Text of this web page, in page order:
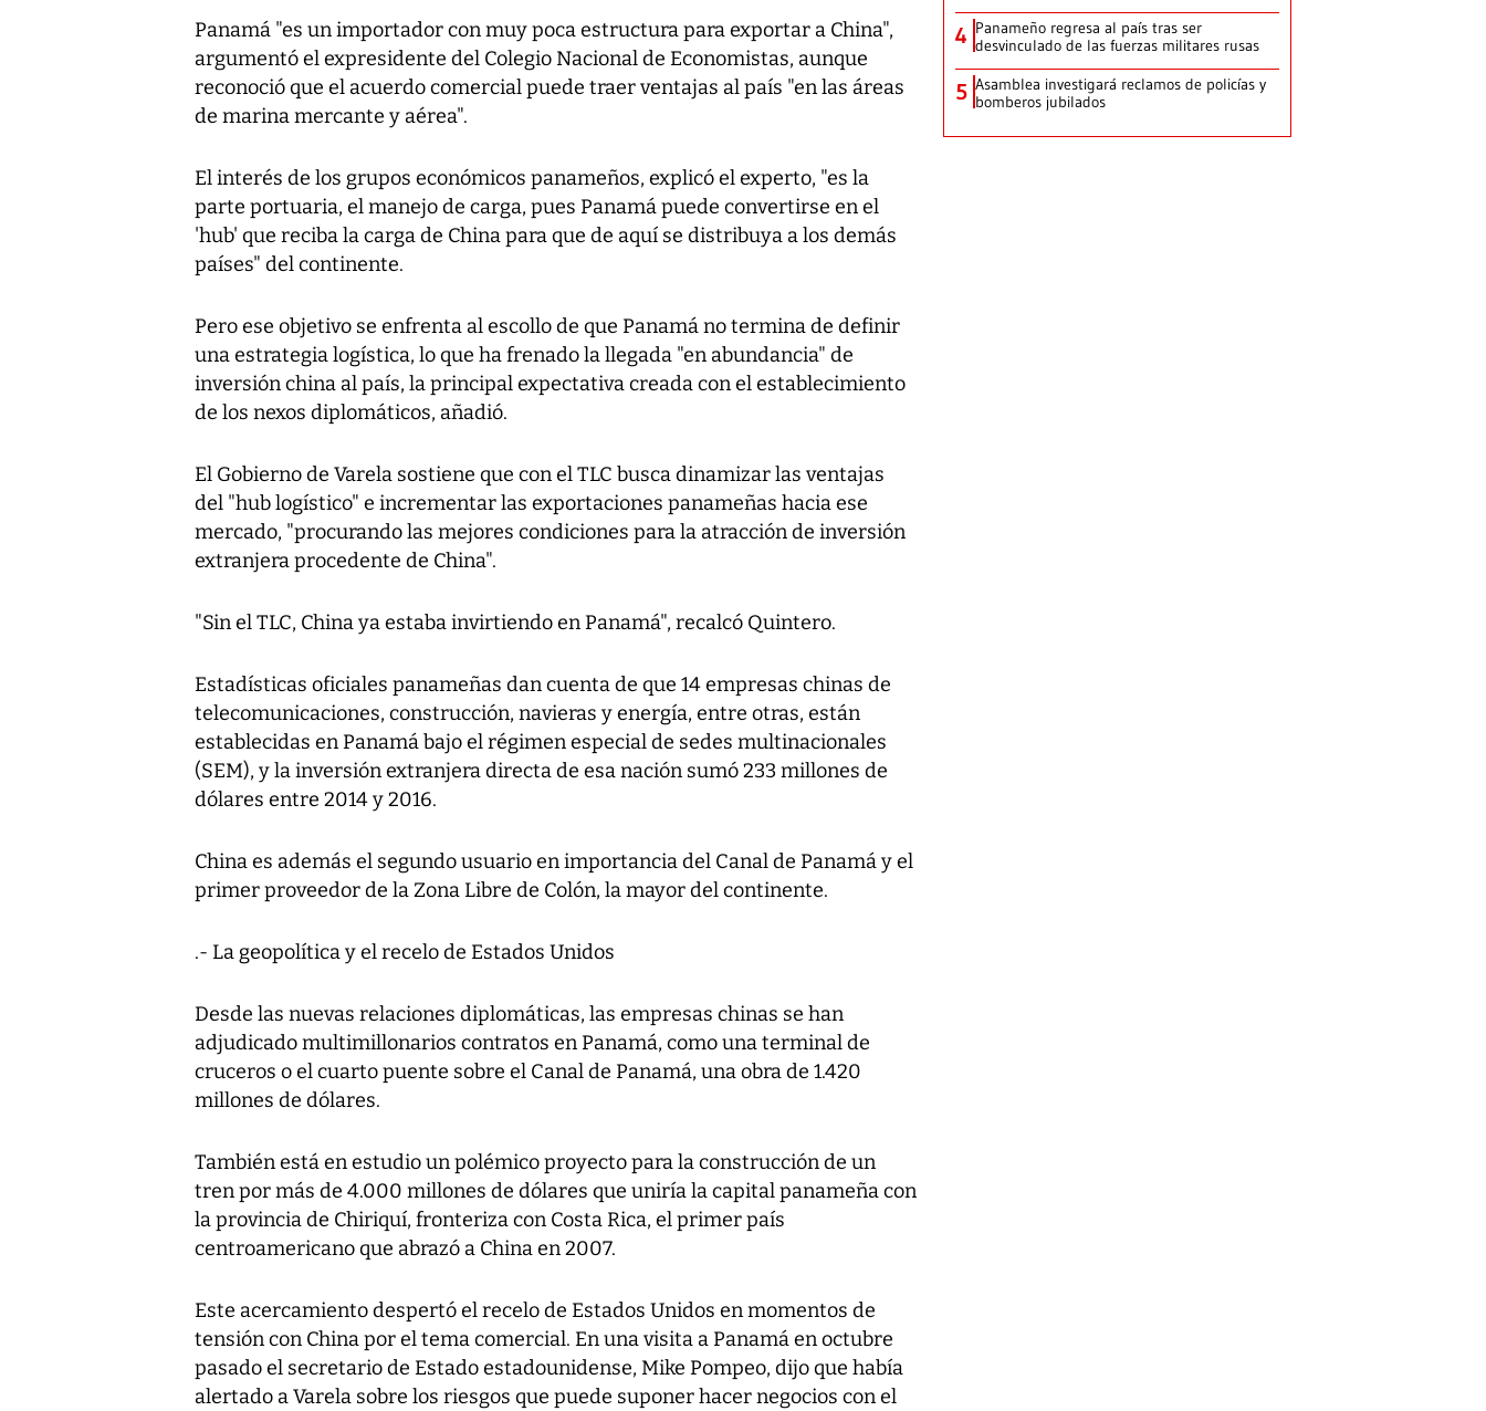
Panamá "es un importador con muy poca estructura para exportar a China",
argumentó el expresidente del Colegio Nacional de Economistas, aunque
reconoció que el acuerdo comercial puede traer ventajas al país "en las áreas
de marina mercante y aérea".
El interés de los grupos económicos panameños, explicó el experto, "es la
parte portuaria, el manejo de carga, pues Panamá puede convertirse en el
'hub' que reciba la carga de China para que de aquí se distribuya a los demás
países" del continente.
Pero ese objetivo se enfrenta al escollo de que Panamá no termina de definir
una estrategia logística, lo que ha frenado la llegada "en abundancia" de
inversión china al país, la principal expectativa creada con el establecimiento
de los nexos diplomáticos, añadió.
El Gobierno de Varela sostiene que con el TLC busca dinamizar las ventajas
del "hub logístico" e incrementar las exportaciones panameñas hacia ese
mercado, "procurando las mejores condiciones para la atracción de inversión
extranjera procedente de China".
"Sin el TLC, China ya estaba invirtiendo en Panamá", recalcó Quintero.
Estadísticas oficiales panameñas dan cuenta de que 14 empresas chinas de
telecomunicaciones, construcción, navieras y energía, entre otras, están
establecidas en Panamá bajo el régimen especial de sedes multinacionales
(SEM), y la inversión extranjera directa de esa nación sumó 233 millones de
dólares entre 2014 y 2016.
China es además el segundo usuario en importancia del Canal de Panamá y el
primer proveedor de la Zona Libre de Colón, la mayor del continente.
.- La geopolítica y el recelo de Estados Unidos
Desde las nuevas relaciones diplomáticas, las empresas chinas se han
adjudicado multimillonarios contratos en Panamá, como una terminal de
cruceros o el cuarto puente sobre el Canal de Panamá, una obra de 1.420
millones de dólares.
También está en estudio un polémico proyecto para la construcción de un
tren por más de 4.000 millones de dólares que uniría la capital panameña con
la provincia de Chiriquí, fronteriza con Costa Rica, el primer país
centroamericano que abrazó a China en 2007.
Este acercamiento despertó el recelo de Estados Unidos en momentos de
tensión con China por el tema comercial. En una visita a Panamá en octubre
pasado el secretario de Estado estadounidense, Mike Pompeo, dijo que había
alertado a Varela sobre los riesgos que puede suponer hacer negocios con el
4 Panameño regresa al país tras ser
desvinculado de las fuerzas militares rusas
5 Asamblea investigará reclamos de policías y
bomberos jubilados